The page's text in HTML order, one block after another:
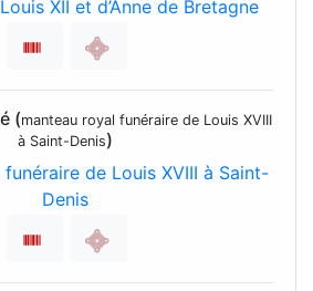
(manteau royal funéraire de Louis XVIII
à Saint-Denis)